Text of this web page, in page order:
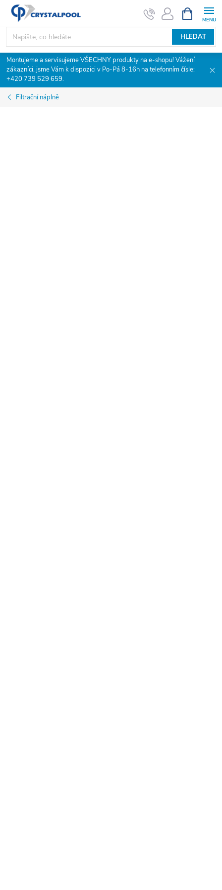
Přejít
obsah
HLEDAT
NÁKUPNÍ
KOŠÍK
Montujeme a servisujeme VŠECHNY produkty na e-shopu! Vážení
zákazníci, jsme Vám k dispozici v Po-Pá 8-16h na telefonním čísle:
+420 739 529 659.
Filtrační náplně